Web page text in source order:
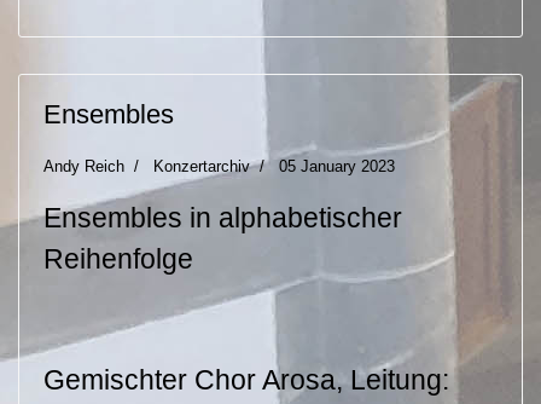
Ensembles
Andy Reich Konzertarchiv 05 January 2023
Ensembles in alphabetischer
Reihenfolge
Gemischter Chor Arosa, Leitung: